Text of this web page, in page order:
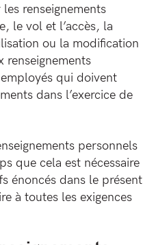
renseignements
le vol et l’accès, la
ou la modification
renseignements
qui doivent
dans l’exercice de
personnels
que cela est nécessaire
énoncés dans le présent
à toutes les exigences